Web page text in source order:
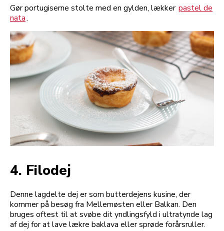
Gør portugiserne stolte med en gylden, lækker pastel de
nata.
4. Filodej
Denne lagdelte dej er som butterdejens kusine, der
kommer på besøg fra Mellemøsten eller Balkan. Den
bruges oftest til at svøbe dit yndlingsfyld i ultratynde lag
af dej for at lave lækre baklava eller sprøde forårsruller.